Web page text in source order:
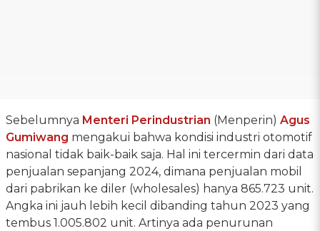
Sebelumnya Menteri Perindustrian (Menperin) Agus
Gumiwang mengakui bahwa kondisi industri otomotif
nasional tidak baik-baik saja. Hal ini tercermin dari data
penjualan sepanjang 2024, dimana penjualan mobil
dari pabrikan ke diler (wholesales) hanya 865.723 unit.
Angka ini jauh lebih kecil dibanding tahun 2023 yang
tembus 1.005.802 unit. Artinya ada penurunan